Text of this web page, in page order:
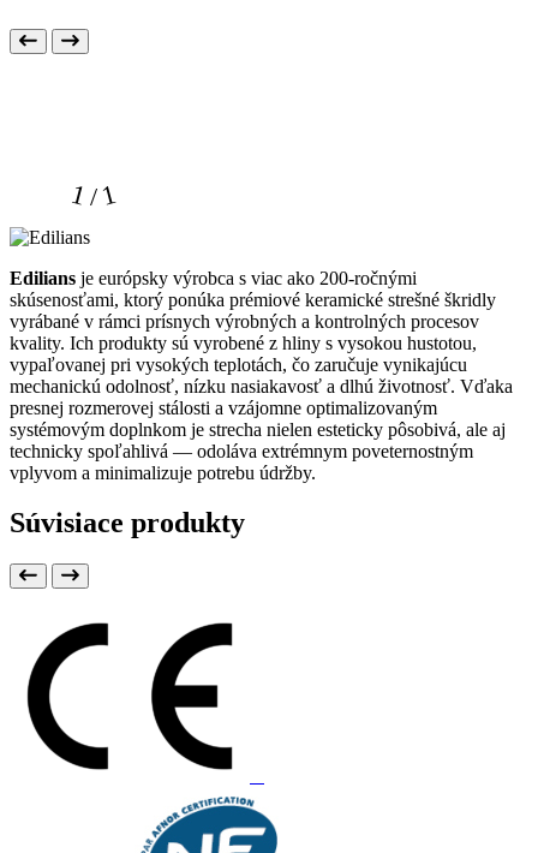
1 / 1
Edilians je európsky výrobca s viac ako 200-ročnými
skúsenosťami, ktorý ponúka prémiové keramické strešné škridly
vyrábané v rámci prísnych výrobných a kontrolných procesov
kvality. Ich produkty sú vyrobené z hliny s vysokou hustotou,
vypaľovanej pri vysokých teplotách, čo zaručuje vynikajúcu
mechanickú odolnosť, nízku nasiakavosť a dlhú životnosť. Vďaka
presnej rozmerovej stálosti a vzájomne optimalizovaným
systémovým doplnkom je strecha nielen esteticky pôsobivá, ale aj
technicky spoľahlivá — odoláva extrémnym poveternostným
vplyvom a minimalizuje potrebu údržby.
Súvisiace produkty